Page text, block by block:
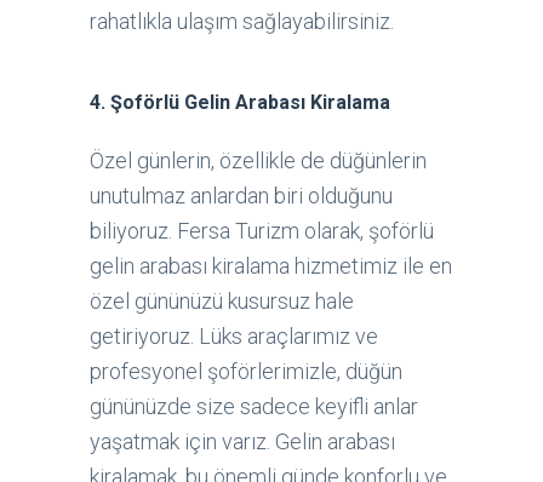
rahatlıkla ulaşım sağlayabilirsiniz.
4. Şoförlü Gelin Arabası Kiralama
Özel günlerin, özellikle de düğünlerin
unutulmaz anlardan biri olduğunu
biliyoruz. Fersa Turizm olarak, şoförlü
gelin arabası kiralama hizmetimiz ile en
özel gününüzü kusursuz hale
getiriyoruz. Lüks araçlarımız ve
profesyonel şoförlerimizle, düğün
gününüzde size sadece keyifli anlar
yaşatmak için varız. Gelin arabası
kiralamak, bu önemli günde konforlu ve